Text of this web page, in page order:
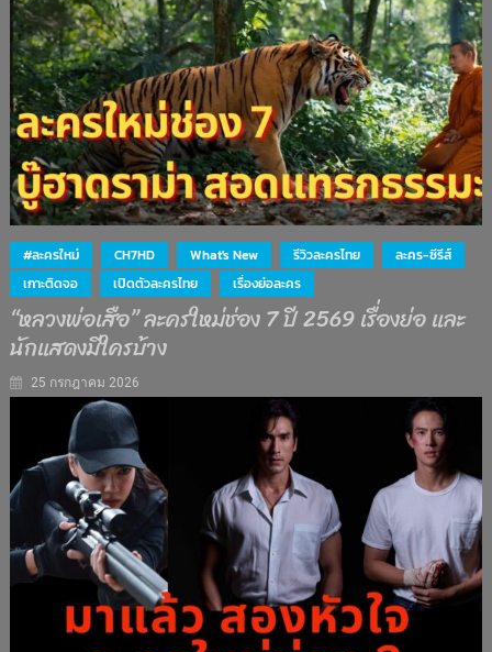
#ละครใหม่ CH7HD What's New รีวิวละครไทย
ละคร-ซีรีส์
เกาะติดจอ
เปิดตัวละครไทย เรื่องย่อละคร
“หลวงพ่อเสือ” ละครใหม่ช่อง 7 ปี 2569 เรื่องย่อ และ
นักแสดงมีใครบ้าง
25 กรกฎาคม 2026